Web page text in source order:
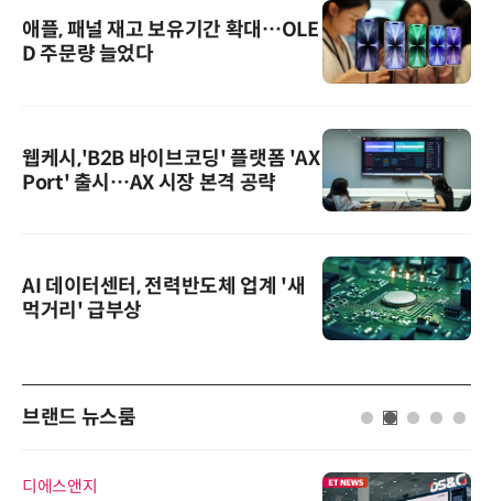
애플, 패널 재고 보유기간 확대…OLE
D 주문량 늘었다
웹케시,'B2B 바이브코딩' 플랫폼 'AX
Port' 출시…AX 시장 본격 공략
AI 데이터센터, 전력반도체 업계 '새
먹거리' 급부상
브랜드 뉴스룸
디에스앤지